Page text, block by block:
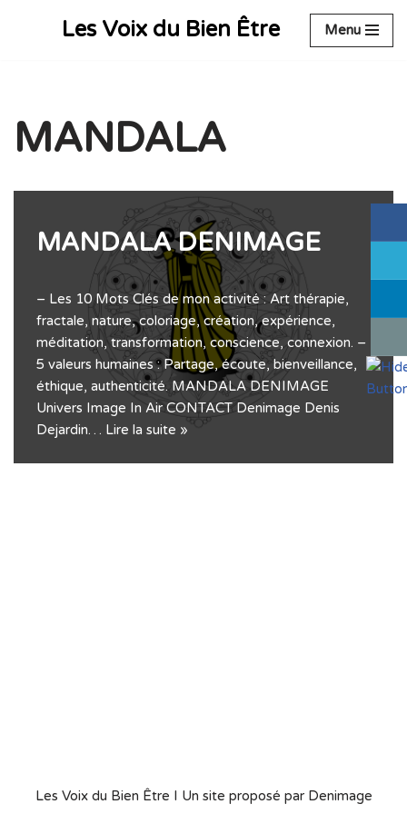
Les Voix du Bien Être Menu
MANDALA
MANDALA DENIMAGE
– Les 10 Mots Clés de mon activité : Art thérapie,
fractale, nature, coloriage, création, expérience,
méditation, transformation, conscience, connexion. –
5 valeurs humaines : Partage, écoute, bienveillance,
éthique, authenticité. MANDALA DENIMAGE
Univers Image In Air CONTACT Denimage Denis
Dejardin… Lire la suite »
Les Voix du Bien Être I Un site proposé par Denimage